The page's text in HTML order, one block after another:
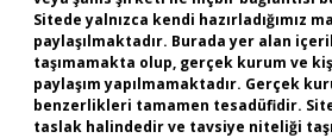
Sitede yalnızca kendi hazırladığımız
paylaşılmaktadır. Burada yer alan
taşımamakta olup, gerçek kurum ve
paylaşım yapılmamaktadır. Gerçek
benzerlikleri tamamen tesadüfidir.
taslak halindedir ve tavsiye niteliği